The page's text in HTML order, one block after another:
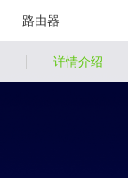
路由器
详情介绍